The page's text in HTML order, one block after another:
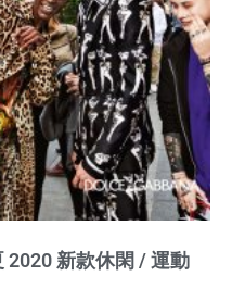
2020 新款休閑 / 運動